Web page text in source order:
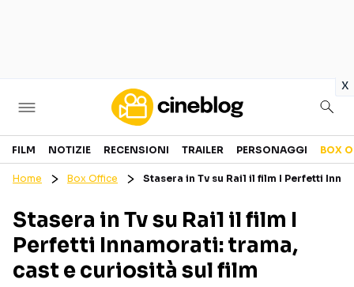
x
Cinema
GENERI
PERSONAGGI
CANALI STREAMING
FILM NOTIZIE RECENSIONI TRAILER PERSONAGGI BOX
Home Box Office Stasera in Tv su Rai1 il film I Perfetti
Stasera in Tv su Rai1 il film I
Perfetti Innamorati: trama,
cast e curiosità sul film